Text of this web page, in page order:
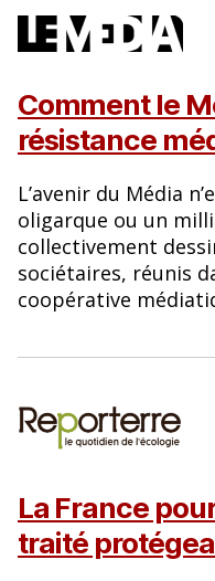
Comment le
résistance
L’avenir du Média
oligarque ou un
collectivement
sociétaires, réunis
coopérative
La France
traité